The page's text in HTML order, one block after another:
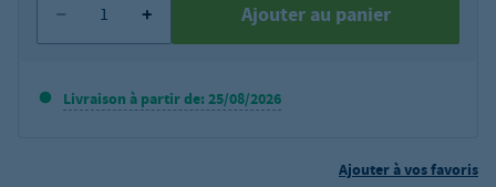
Ajouter au panier
Livraison à partir de: 25/08/2026
Ajouter à vos favoris